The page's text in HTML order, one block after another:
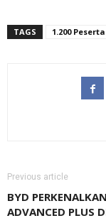
TAGS 1.200 Peserta
Previous article
BYD
ADVANCED PLUS